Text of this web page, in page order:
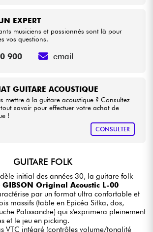
GUITARE ACOUSTIQUE
mettre à la guitare acoustique ? Consultez
savoir pour effectuer votre achat de
!
CONSULTER
EXPERT
musiciens et passionnés sont là pour
vos questions.
900 email
GUITARE FOLK
initial des années 30, la guitare folk
GIBSON Original Acoustic L-00
par un format ultra confortable et
massifs (table en Epicéa Sitka, dos,
Palissandre) qui s'exprimera pleinement
et le jeu en picking.
VTC intégré (contrôles volume/tonalité